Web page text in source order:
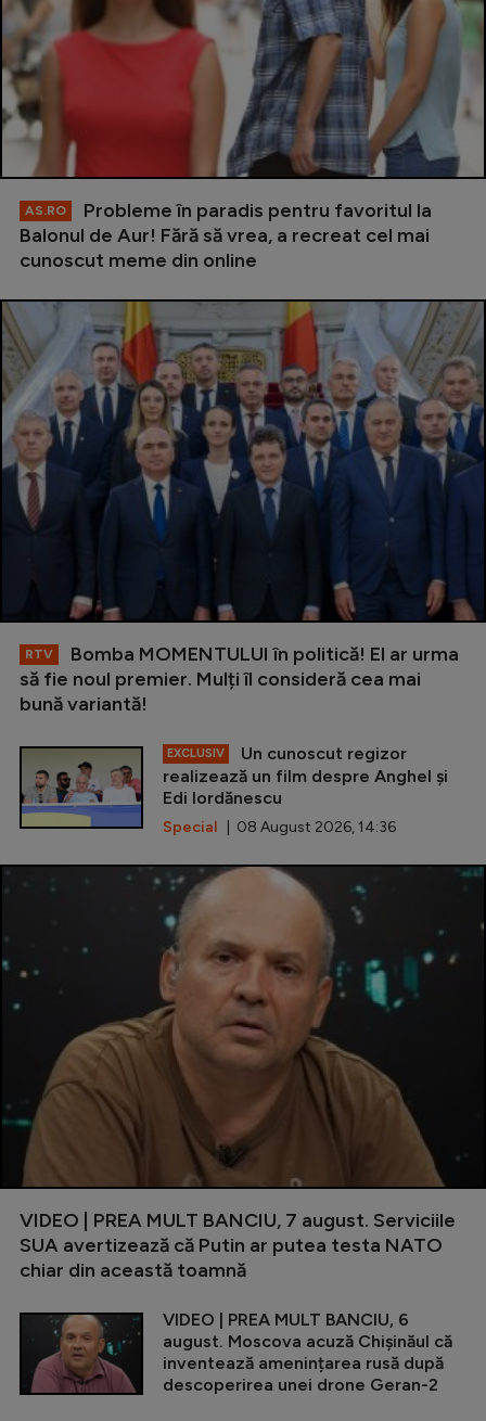
AS.RO
Probleme în paradis pentru favoritul la
Balonul de Aur! Fără să vrea, a recreat cel mai
cunoscut meme din online
RTV
Bomba MOMENTULUI în politică! El ar urma
să fie noul premier. Mulți îl consideră cea mai
bună variantă!
EXCLUSIV
Un cunoscut regizor
realizează un film despre Anghel și
Edi Iordănescu
Special | 08 August 2026, 14:36
VIDEO | PREA MULT BANCIU, 7 august. Serviciile
SUA avertizează că Putin ar putea testa NATO
chiar din această toamnă
VIDEO | PREA MULT BANCIU, 6
august. Moscova acuză Chișinăul că
inventează amenințarea rusă după
descoperirea unei drone Geran-2